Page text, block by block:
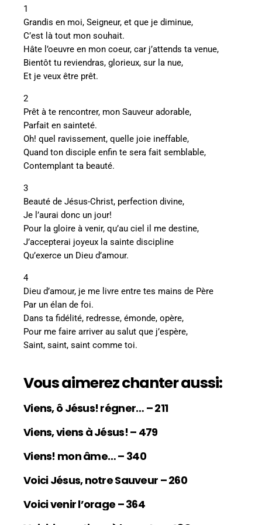
1
Grandis en moi, Seigneur, et que je diminue,
C’est là tout mon souhait.
Hâte l’oeuvre en mon coeur, car j’attends ta venue,
Bientôt tu reviendras, glorieux, sur la nue,
Et je veux être prêt.
2
Prêt à te rencontrer, mon Sauveur adorable,
Parfait en sainteté.
Oh! quel ravissement, quelle joie ineffable,
Quand ton disciple enfin te sera fait semblable,
Contemplant ta beauté.
3
Beauté de Jésus-Christ, perfection divine,
Je l’aurai donc un jour!
Pour la gloire à venir, qu’au ciel il me destine,
J’accepterai joyeux la sainte discipline
Qu’exerce un Dieu d’amour.
4
Dieu d’amour, je me livre entre tes mains de Père
Par un élan de foi.
Dans ta fidélité, redresse, émonde, opère,
Pour me faire arriver au salut que j’espère,
Saint, saint, saint comme toi.
Vous aimerez chanter aussi:
Viens, ô Jésus! régner… – 211
Viens, viens à Jésus! – 479
Viens! mon âme… – 340
Voici Jésus, notre Sauveur – 260
Voici venir l’orage – 364